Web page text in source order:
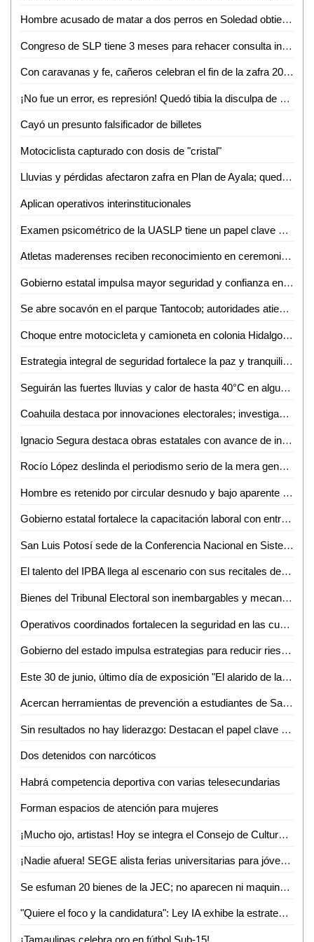
Hombre acusado de matar a dos perros en Soledad obtiene suspensión y evita detención temporal
Congreso de SLP tiene 3 meses para rehacer consulta indígena por orden judicial
Con caravanas y fe, cañeros celebran el fin de la zafra 2025-2026 en Valles
¡No fue un error, es represión! Quedó tibia la disculpa de Galindo tras abuso policial
Cayó un presunto falsificador de billetes
Motociclista capturado con dosis de "cristal"
Lluvias y pérdidas afectaron zafra en Plan de Ayala; quedan 50 mil toneladas sin moler
Aplican operativos interinstitucionales
Examen psicométrico de la UASLP tiene un papel clave en el proceso de admisión
Atletas maderenses reciben reconocimiento en ceremonia de honores a la bandera
Gobierno estatal impulsa mayor seguridad y confianza en el mercado inmobiliario
Se abre socavón en el parque Tantocob; autoridades atienden reporte
Choque entre motocicleta y camioneta en colonia Hidalgo; sin lesionados
Estrategia integral de seguridad fortalece la paz y tranquilidad en las cuatro regiones
Seguirán las fuertes lluvias y calor de hasta 40°C en algunas zonas de SLP
Coahuila destaca por innovaciones electorales; investigador reconoce labor del INE
Ignacio Segura destaca obras estatales con avance de infraestructura en SLP
Rocío López deslinda el periodismo serio de la mera generación de contenidos
Hombre es retenido por circular desnudo y bajo aparente efecto de sustancias en Ciudad Valles
Gobierno estatal fortalece la capacitación laboral con entrega de equipamiento
San Luis Potosí sede de la Conferencia Nacional en Sistema Penitenciario en 2027
El talento del IPBA llega al escenario con sus recitales de fin de cursos
Bienes del Tribunal Electoral son inembargables y mecanismo de elección de su presidencia, garantiza una transición planificada, tersa y ordenada
Operativos coordinados fortalecen la seguridad en las cuatro regiones: Juárez Hernández
Gobierno del estado impulsa estrategias para reducir riesgos y fortalecer la seguridad
Este 30 de junio, último día de exposición "El alarido de la percepción" en la casa de la cultura de Soledad
Acercan herramientas de prevención a estudiantes de San Ciro de Acosta
Sin resultados no hay liderazgo: Destacan el papel clave de los medios
Dos detenidos con narcóticos
Habrá competencia deportiva con varias telesecundarias
Forman espacios de atención para mujeres
¡Mucho ojo, artistas! Hoy se integra el Consejo de Cultura en Ciudad Valles
¡Nadie afuera! SEGE alista ferias universitarias para jóvenes sin espacio en SLP
Se esfuman 20 bienes de la JEC; no aparecen ni maquinaria ni GPS
"Quiere el foco y la candidatura": Ley IA exhibe la estrategia política de Galindo
¡Tamaulipas celebra oro en fútbol Sub-15!